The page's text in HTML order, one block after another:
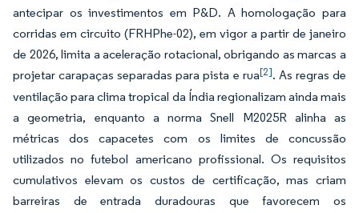
antecipar os investimentos em P&D. A homologação para
corridas em circuito (FRHPhe-02), em vigor a partir de janeiro
de 2026, limita a aceleração rotacional, obrigando as marcas a
projetar carapaças separadas para pista e rua[2]. As regras de
ventilação para clima tropical da Índia regionalizam ainda mais
a geometria, enquanto a norma Snell M2025R alinha as
métricas dos capacetes com os limites de concussão
utilizados no futebol americano profissional. Os requisitos
cumulativos elevam os custos de certificação, mas criam
barreiras de entrada duradouras que favorecem os